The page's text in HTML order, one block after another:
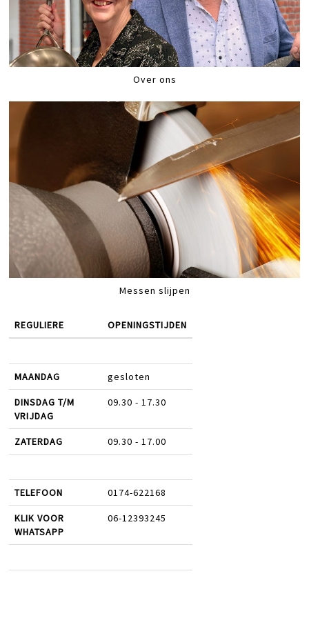
Over ons
Messen slijpen
REGULIERE OPENINGSTIJDEN
MAANDAG gesloten
DINSDAG T/M
VRIJDAG
09.30 - 17.30
ZATERDAG 09.30 - 17.00
TELEFOON 0174-622168
KLIK VOOR
WHATSAPP
06-12393245